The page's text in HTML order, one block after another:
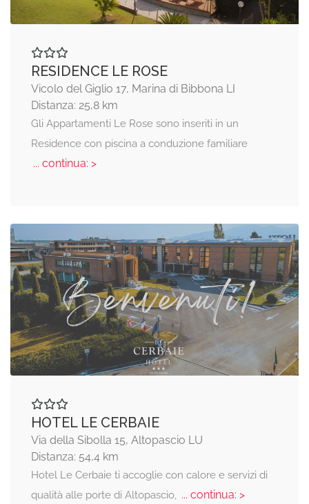
RESIDENCE LE ROSE
Vicolo del Giglio 17, Marina di Bibbona LI
Distanza: 25,8 km
Gli Appartamenti Le Rose sono inseriti in un
Residence con piscina a conduzione familiare
... continua: >
HOTEL LE CERBAIE
Via della Sibolla 15, Altopascio LU
Distanza: 54,4 km
Hotel Le Cerbaie ti accoglie con calore e servizi di
qualità alle porte di Altopascio, ... continua: >